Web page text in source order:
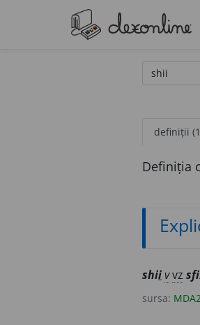
definiții
Definiția
shiivvz
sursa: